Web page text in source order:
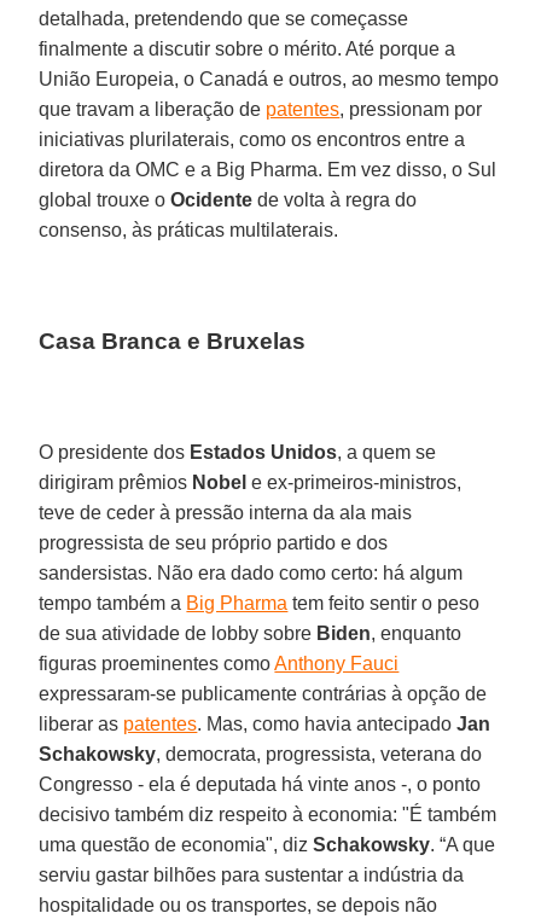
detalhada, pretendendo que se começasse
finalmente a discutir sobre o mérito. Até porque a
União Europeia, o Canadá e outros, ao mesmo tempo
que travam a liberação de patentes, pressionam por
iniciativas plurilaterais, como os encontros entre a
diretora da OMC e a Big Pharma. Em vez disso, o Sul
global trouxe oOcidente de volta à regra do
consenso, às práticas multilaterais.
Casa Branca e Bruxelas
O presidente dos Estados Unidos, a quem se
dirigiram prêmios Nobel e ex-primeiros-ministros,
teve de ceder à pressão interna da ala mais
progressista de seu próprio partido e dos
sandersistas. Não era dado como certo: há algum
tempo também a Big Pharma tem feito sentir o peso
de sua atividade de lobby sobre Biden, enquanto
figuras proeminentes comoAnthony Fauci
expressaram-se publicamente contrárias à opção de
liberar as patentes. Mas, como havia antecipadoJan
Schakowsky, democrata, progressista, veterana do
Congresso - ela é deputada há vinte anos -, o ponto
decisivo também diz respeito à economia: "É também
uma questão de economia", dizSchakowsky. “A que
serviu gastar bilhões para sustentar a indústria da
hospitalidade ou os transportes, se depois não